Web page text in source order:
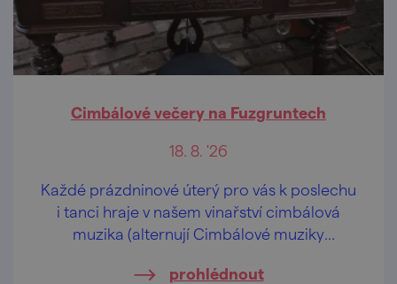
Cimbálové večery na Fuzgruntech
18. 8. '26
Každé prázdninové úterý pro vás k poslechu
i tanci hraje v našem vinařství cimbálová
muzika (alternují Cimbálové muziky
prohlédnout